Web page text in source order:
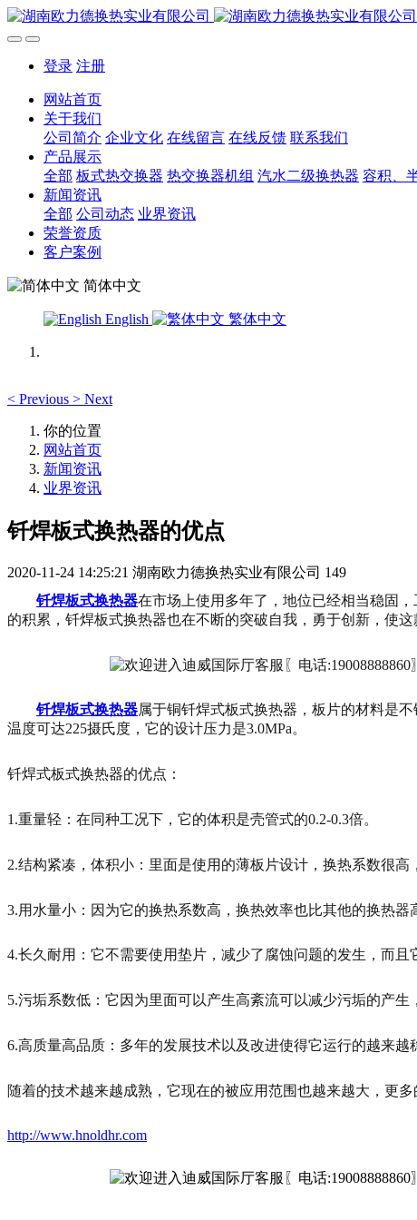
登录 注册
网站首页
关于我们
公司简介 企业文化 在线留言 在线反馈 联系我们
产品展示
全部 板式热交换器 热交换器机组 汽水二级换热器 容积、
新闻资讯
全部 公司动态 业界资讯
荣誉资质
客户案例
简体中文
English 繁体中文
< Previous > Next
你的位置
网站首页
新闻资讯
业界资讯
钎焊板式换热器的优点
2020-11-24 14:25:21 湖南欧力德换热实业有限公司 149
钎焊板式换热器在市场上使用多年了，地位已经相当稳固
的积累，钎焊板式换热器也在不断的突破自我，勇于创新，使
钎焊板式换热器属于铜钎焊式板式换热器，板片的材料是
温度可达225摄氏度，它的设计压力是3.0MPa。
钎焊式板式换热器的优点：
1.重量轻：在同种工况下，它的体积是壳管式的0.2-0.3倍。
2.结构紧凑，体积小：里面是使用的薄板片设计，换热系数很高
3.用水量小：因为它的换热系数高，换热效率也比其他的换热
4.长久耐用：它不需要使用垫片，减少了腐蚀问题的发生，而且
5.污垢系数低：它因为里面可以产生高紊流可以减少污垢的产生
6.高质量高品质：多年的发展技术以及改进使得它运行的越来越
随着的技术越来越成熟，它现在的被应用范围也越来越大，更
http://www.hnoldhr.com